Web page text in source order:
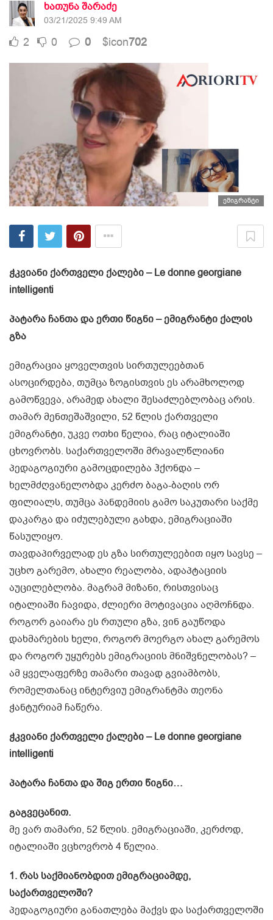
ხათუნა შარაძე
03/21/2025 9:49 AM
2 0 0 $icon702
ემიგრანტი
ჭკვიანი ქართველი ქალები – Le donne georgiane
intelligenti
პატარა ჩანთა და ერთი წიგნი – ემიგრანტი ქალის
გზა
ემიგრაცია ყოველთვის სირთულეებთან
ასოცირდება, თუმცა ზოგისთვის ეს არამხოლოდ
გამოწვევა, არამედ ახალი შესაძლებლობაც არის.
თამარ მენთეშაშვილი, 52 წლის ქართველი
ემიგრანტი, უკვე ოთხი წელია, რაც იტალიაში
ცხოვრობს. საქართველოში მრავალწლიანი
პედაგოგიური გამოცდილება ჰქონდა –
ხელმძღვანელობდა კერძო ბაგა-ბაღის ორ
ფილიალს, თუმცა პანდემიის გამო საკუთარი საქმე
დაკარგა და იძულებული გახდა, ემიგრაციაში
წასულიყო.
თავდაპირველად ეს გზა სირთულეებით იყო სავსე –
უცხო გარემო, ახალი რეალობა, ადაპტაციის
აუცილებლობა. მაგრამ მიზანი, რისთვისაც
იტალიაში ჩავიდა, ძლიერი მოტივაცია აღმოჩნდა.
როგორ გაიარა ეს რთული გზა, ვინ გაუწოდა
დახმარების ხელი, როგორ მოერგო ახალ გარემოს
და როგორ უყურებს ემიგრაციის მნიშვნელობას? –
ამ ყველაფერზე თამარი თავად გვიამბობს,
რომელთანაც ინტერვიუ ემიგრანტმა თეონა
ჭანტურიამ ჩაწერა.
ჭკვიანი ქართველი ქალები – Le donne georgiane
intelligenti
პატარა ჩანთა და შიგ ერთი წიგნი…
გაგვეცანით.
მე ვარ თამარი, 52 წლის. ემიგრაციაში, კერძოდ,
იტალიაში ვცხოვრობ 4 წელია.
1. რას საქმიანობდით ემიგრაციამდე,
საქართველოში?
პედაგოგიური განათლება მაქვს და საქართველოში